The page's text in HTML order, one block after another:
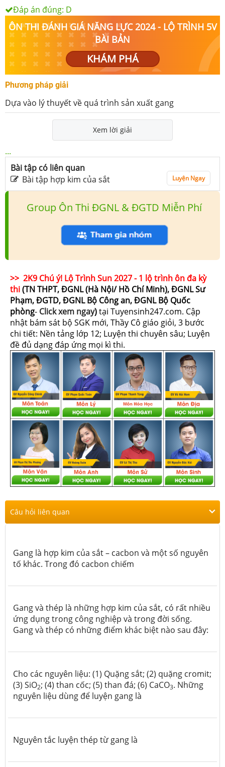
Đáp án đúng: D
ÔN THI ĐÁNH GIÁ NĂNG LỰC 2024 - LỘ TRÌNH 5V
BÀI BẢN
KHÁM PHÁ
Phương pháp giải
Dựa vào lý thuyết về quá trình sản xuất gang
Xem lời giải
...
Bài tập có liên quan
Bài tập hợp kim của sắt
Luyện Ngay
Group Ôn Thi ĐGNL & ĐGTD Miễn Phí
>> 2K9 Chú ý! Lộ Trình Sun 2027 - 1 lộ trình ôn đa kỳ
thi(TN THPT, ĐGNL (Hà Nội/ Hồ Chí Minh), ĐGNL Sư
Phạm, ĐGTD, ĐGNL Bộ Công an, ĐGNL Bộ Quốc
phòng- Click xem ngay)tại Tuyensinh247.com. Cập
nhật bám sát bộ SGK mới, Thầy Cô giáo giỏi, 3 bước
chi tiết: Nền tảng lớp 12; Luyện thi chuyên sâu; Luyện
đề đủ dạng đáp ứng mọi kì thi.
Câu hỏi liên quan
Gang là hợp kim của sắt – cacbon và một số nguyên
tố khác. Trong đó cacbon chiếm
Gang và thép là những hợp kim của sắt, có rất nhiều
ứng dụng trong công nghiệp và trong đời sống.
Gang và thép có những điểm khác biệt nào sau đây:
Cho các nguyên liệu: (1) Quặng sắt; (2) quặng cromit;
(3) SiO2; (4) than cốc; (5) than đá; (6) CaCO3. Những
nguyên liệu dùng để luyện gang là
Nguyên tắc luyện thép từ gang là